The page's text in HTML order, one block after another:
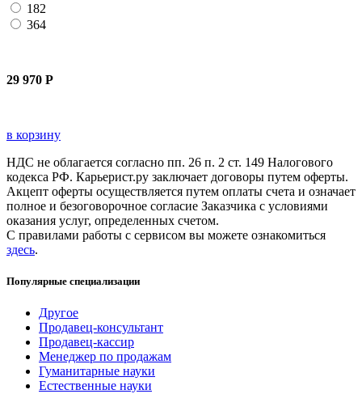
182
364
29 970 Р
в корзину
НДС не облагается согласно пп. 26 п. 2 ст. 149 Налогового
кодекса РФ. Карьерист.ру заключает договоры путем оферты.
Акцепт оферты осуществляется путем оплаты счета и означает
полное и безоговорочное согласие Заказчика с условиями
оказания услуг, определенных счетом.
С правилами работы с сервисом вы можете ознакомиться
здесь.
Популярные специализации
Другое
Продавец-консультант
Продавец-кассир
Менеджер по продажам
Гуманитарные науки
Естественные науки